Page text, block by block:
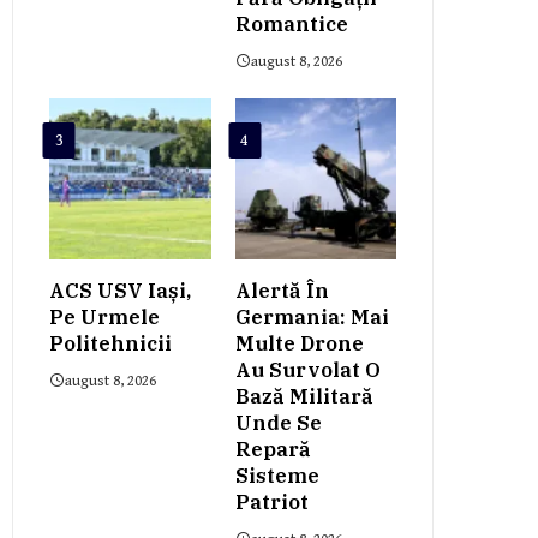
Romantice
august 8, 2026
3
ACS USV Iași,
Pe Urmele
Politehnicii
august 8, 2026
4
Alertă În
Germania: Mai
Multe Drone
Au Survolat O
Bază Militară
Unde Se
Repară
Sisteme
Patriot